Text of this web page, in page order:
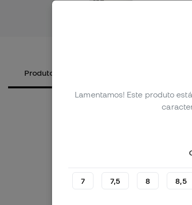
Produtos alternativos
Lamentamos! Este produto
7 7,5 8 8,5